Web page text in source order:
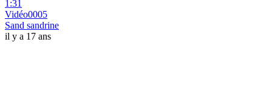
1:31
Vidéo0005
Sand sandrine
il y a 17 ans